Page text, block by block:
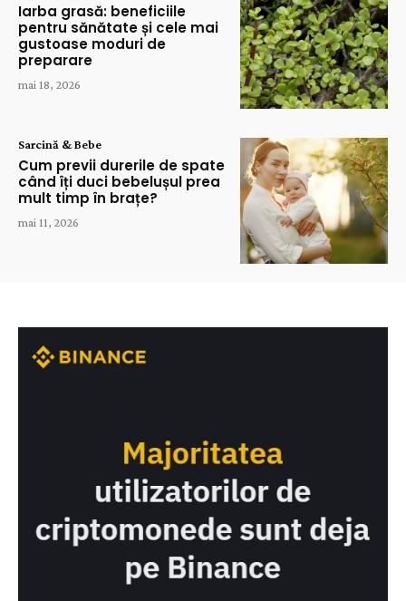
Iarba grasă: beneficiile
pentru sănătate și cele mai
gustoase moduri de
preparare
mai 18, 2026
Sarcină & Bebe
Cum previi durerile de spate
când îți duci bebelușul prea
mult timp în brațe?
mai 11, 2026